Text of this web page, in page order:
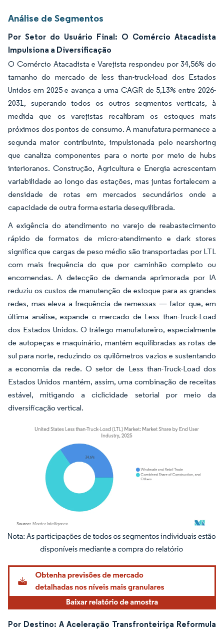
Análise de Segmentos
Por Setor do Usuário Final: O Comércio Atacadista
Impulsiona a Diversificação
O Comércio Atacadista e Varejista respondeu por 34,56% do
tamanho do mercado de less than-truck-load dos Estados
Unidos em 2025 e avança a uma CAGR de 5,13% entre 2026-
2031, superando todos os outros segmentos verticais, à
medida que os varejistas recalibram os estoques mais
próximos dos pontos de consumo. A manufatura permanece a
segunda maior contribuinte, impulsionada pelo nearshoring
que canaliza componentes para o norte por meio de hubs
interioranos. Construção, Agricultura e Energia acrescentam
variabilidade ao longo das estações, mas juntas fortalecem a
densidade de rotas em mercados secundários onde a
capacidade de outra forma estaria desequilibrada.
A exigência do atendimento no varejo de reabastecimento
rápido de formatos de micro-atendimento e dark stores
significa que cargas de peso médio são transportadas por LTL
com mais frequência do que por caminhão completo ou
encomendas. A detecção de demanda aprimorada por IA
reduziu os custos de manutenção de estoque para as grandes
redes, mas eleva a frequência de remessas — fator que, em
última análise, expande o mercado de Less than-Truck-Load
dos Estados Unidos. O tráfego manufatureiro, especialmente
de autopeças e maquinário, mantém equilibradas as rotas de
sul para norte, reduzindo os quilômetros vazios e sustentando
a economia da rede. O setor de Less than-Truck-Load dos
Estados Unidos mantém, assim, uma combinação de receitas
estável, mitigando a ciclicidade setorial por meio da
diversificação vertical.
Imagem © Mordor Intelligence. O reuso requer atribuição conforme CC BY 4.0.
Por Destino: A Aceleração Transfronteiriça Reformula